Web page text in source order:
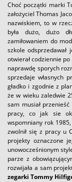
Choć początki marki
założyciel Thomas
nazwiskiem, to w
była dużo, dużo
zamiłowaniem do
szkole
otwierał codziennie po
naprawdę sporych
sprzedaje własnych
gładko i zgodnie z
że w wieku zaledwie
sam musiał
pracy, co jak sie
wspomniany rok
zwolnił się z pracy u
projekty oznaczone
unowocześnionym
parze z
rozwijała a sam
zegarki Tommy